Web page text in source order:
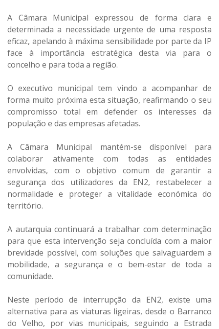
A Câmara Municipal expressou de forma clara e
determinada a necessidade urgente de uma resposta
eficaz, apelando à máxima sensibilidade por parte da IP
face à importância estratégica desta via para o
concelho e para toda a região.
O executivo municipal tem vindo a acompanhar de
forma muito próxima esta situação, reafirmando o seu
compromisso total em defender os interesses da
população e das empresas afetadas.
A Câmara Municipal mantém-se disponível para
colaborar ativamente com todas as entidades
envolvidas, com o objetivo comum de garantir a
segurança dos utilizadores da EN2, restabelecer a
normalidade e proteger a vitalidade económica do
território.
A autarquia continuará a trabalhar com determinação
para que esta intervenção seja concluída com a maior
brevidade possível, com soluções que salvaguardem a
mobilidade, a segurança e o bem-estar de toda a
comunidade.
Neste período de interrupção da EN2, existe uma
alternativa para as viaturas ligeiras, desde o Barranco
do Velho, por vias municipais, seguindo a Estrada